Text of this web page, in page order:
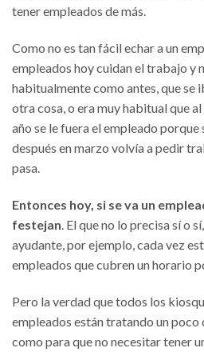
tener empleados de más.
Como no es tan fácil echar a un
empleados hoy cuidan el trabajo y
habitualmente como antes, que se
otra cosa, o era muy habitual que
año se le fuera el empleado porque
después en marzo volvía a pedir
pasa.
Entonces hoy, si se va un
festejan. El que no lo precisa sí o
ayudante, por ejemplo, cada vez
empleados que cubren un horario
Pero la verdad que todos los
empleados están tratando un poco
como para que no necesitar tener